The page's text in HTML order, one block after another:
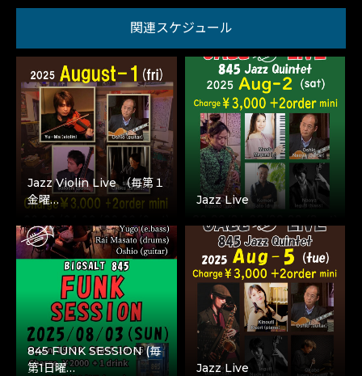
関連スケジュール
Jazz Violin Live （毎第１
金曜…
Jazz Live
845 FUNK SESSION (毎
第1日曜…
Jazz Live